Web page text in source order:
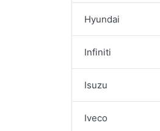
Hyundai
Infiniti
Isuzu
Iveco